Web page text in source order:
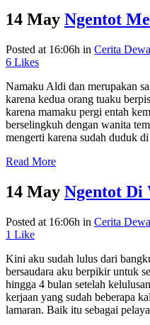
14 May Ngentot
Posted at 16:06h in Cerita
6 Likes
Namaku Aldi dan merupakan
karena kedua orang tuaku
karena mamaku pergi entah
berselingkuh dengan wanita
mengerti karena sudah duduk
Read More
14 May Ngentot Di
Posted at 16:06h in Cerita
1 Like
Kini aku sudah lulus dari
bersaudara aku berpikir untuk
hingga 4 bulan setelah
kerjaan yang sudah beberapa
lamaran. Baik itu sebagai